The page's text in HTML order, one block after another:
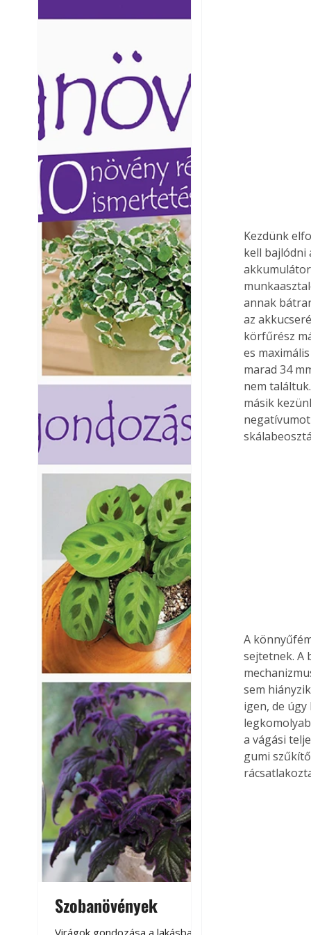
Szobanövények
Kezdünk
kell bajlódni
annak
az
körfűrész
es
marad 34
nem
másik
A
sejtetnek. A
sem
igen, de
a vágási
gumi